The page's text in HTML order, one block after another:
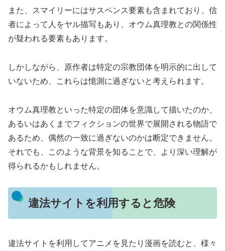
また、スマイリーにはサスペンス要素も含まれており、信
者によって人をヤル描写もあり、オウム真理教との関係性
が疑われる要素もあります。
しかしながら、原作者は特定の宗教団体を明示的に出して
いないため、これらは憶測に過ぎないと考えられます。
オウム真理教といった特定の団体を意識して描いたのか、
あるいはあくまでフィクションの世界で展開される物語で
あるため、偶然の一致に過ぎないのかは断定できません。
それでも、このような背景を知ることで、より深い理解が
得られるかもしれません。
違法サイトを利用すると危険
違法サイトを利用してアニメを見たり漫画を読むと、様々